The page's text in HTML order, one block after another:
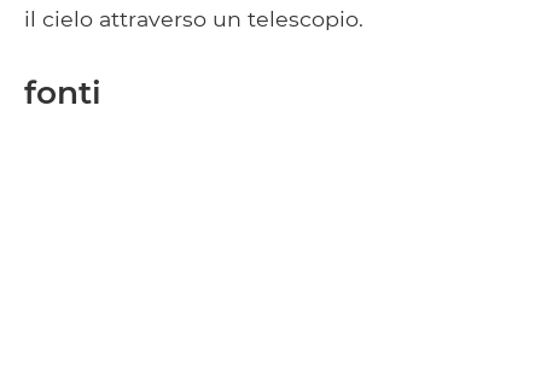
il cielo attraverso un telescopio.
fonti